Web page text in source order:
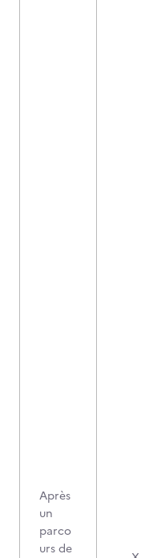
Après
un
parco
urs de